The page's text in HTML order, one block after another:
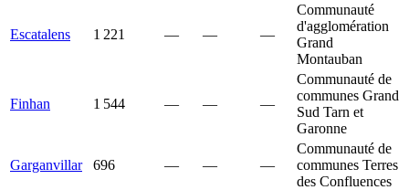
Escatalens 1 221 — — —
Communauté
d'agglomération
Grand
Montauban
Finhan 1 544 — — —
Communauté de
communes Grand
Sud Tarn et
Garonne
Garganvillar 696 — — —
Communauté de
communes Terres
des Confluences